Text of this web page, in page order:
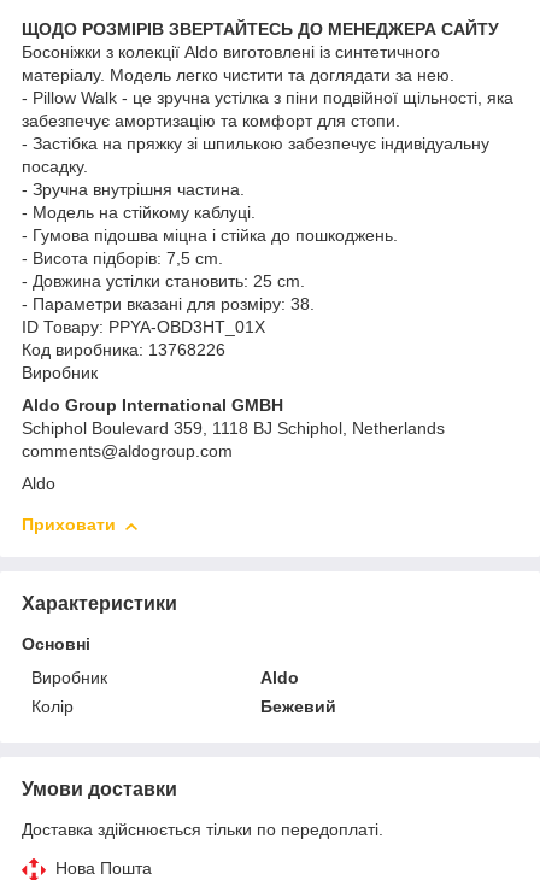
ЩОДО РОЗМІРІВ ЗВЕРТАЙТЕСЬ ДО МЕНЕДЖЕРА САЙТУ
Босоніжки з колекції Aldo виготовлені із синтетичного
матеріалу. Модель легко чистити та доглядати за нею.
- Pillow Walk - це зручна устілка з піни подвійної щільності, яка
забезпечує амортизацію та комфорт для стопи.
- Застібка на пряжку зі шпилькою забезпечує індивідуальну
посадку.
- Зручна внутрішня частина.
- Модель на стійкому каблуці.
- Гумова підошва міцна і стійка до пошкоджень.
- Висота підборів: 7,5 cm.
- Довжина устілки становить: 25 cm.
- Параметри вказані для розміру: 38.
ID Товару: PPYA-OBD3HT_01X
Код виробника: 13768226
Виробник
Aldo Group International GMBH
Schiphol Boulevard 359, 1118 BJ Schiphol, Netherlands
comments@aldogroup.com
Aldo
Приховати
Характеристики
Основні
Виробник
Aldo
Колір
Бежевий
Умови доставки
Доставка здійснюється тільки по передоплаті.
Нова Пошта